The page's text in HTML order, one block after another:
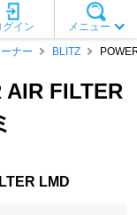
メニュー
グイン
ナー BLITZ
FILTER
LMD